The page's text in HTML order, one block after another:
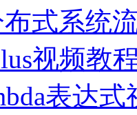
布式系统
视频教
表达